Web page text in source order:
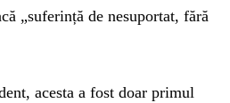
„suferință de nesuportat, fără
acesta a fost doar primul